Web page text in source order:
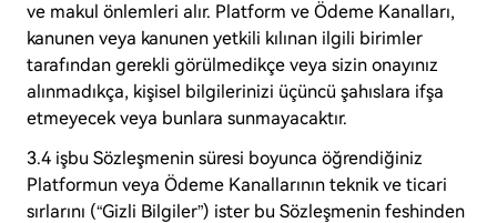
ve makul önlemleri alır. Platform ve Ödeme Kanalları,
kanunen veya kanunen yetkili kılınan ilgili birimler
tarafından gerekli görülmedikçe veya sizin onayınız
alınmadıkça, kişisel bilgilerinizi üçüncü şahıslara ifşa
etmeyecek veya bunlara sunmayacaktır.
3.4 işbu Sözleşmenin süresi boyunca öğrendiğiniz
Platformun veya Ödeme Kanallarının teknik ve ticari
sırlarını (“Gizli Bilgiler”) ister bu Sözleşmenin feshinden